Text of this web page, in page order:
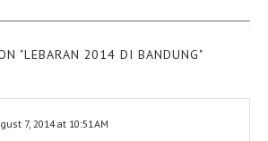
"LEBARAN 2014 DI BANDUNG"
7, 2014 at 10:51 AM